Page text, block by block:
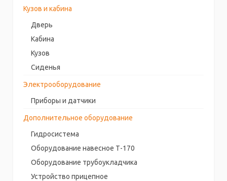
Кузов и кабина
Дверь
Кабина
Кузов
Сиденья
Электрооборудование
Приборы и датчики
Дополнительное оборудование
Гидросистема
Оборудование навесное Т-170
Оборудование трубоукладчика
Устройство прицепное